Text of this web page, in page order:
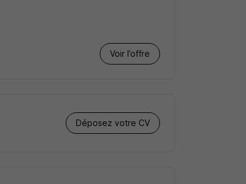
Voir l’offre
Déposez votre CV